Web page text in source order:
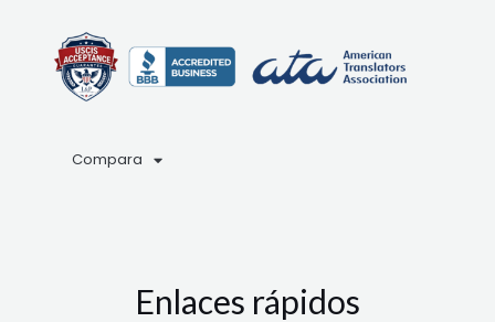
Compara
Enlaces rápidos